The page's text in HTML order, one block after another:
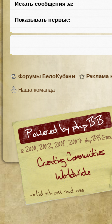
Искать сообщения за:
Показывать первые:
Форумы ВелоКубани Реклама
Наша команда